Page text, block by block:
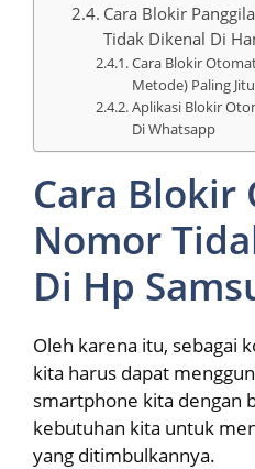
Cara Blokir
Tidak Dikenal Di
Cara Blokir
Metode) Paling
Aplikasi Blokir
Di Whatsapp
Cara Blokir
Nomor
Di Hp
Oleh karena itu, sebagai
kita harus dapat
smartphone kita dengan
kebutuhan kita untuk
yang ditimbulkannya.